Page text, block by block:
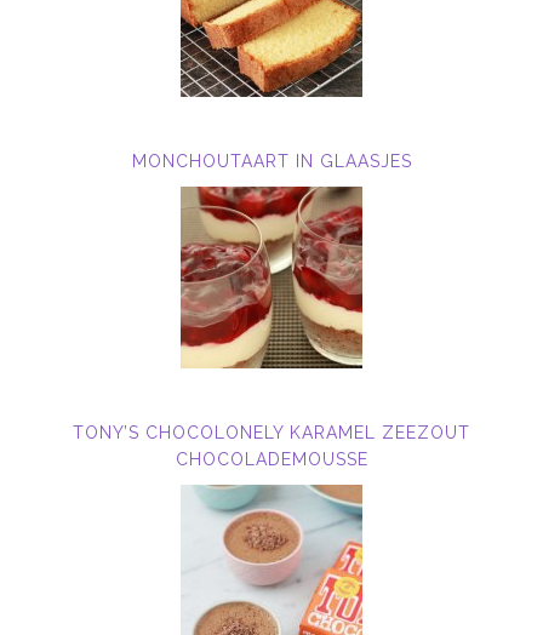
MONCHOUTAART IN GLAASJES
TONY’S CHOCOLONELY KARAMEL ZEEZOUT
CHOCOLADEMOUSSE